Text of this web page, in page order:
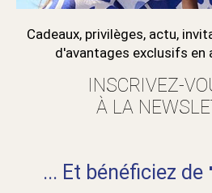
Cadeaux, privilèges, actu,
d'avantages exclusifs en
INSCRIVEZ-
À LA
... Et bénéficiez de